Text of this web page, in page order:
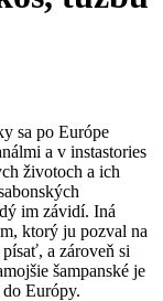
sa po Európe
a v instastories
životoch a ich
im závidí. Iná
ktorý ju pozval na
a zároveň si
šampanské je
Európy.